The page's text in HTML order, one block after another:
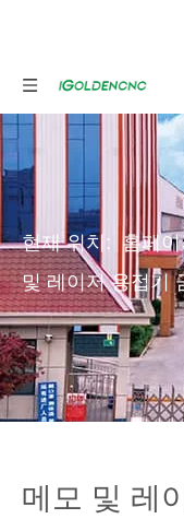
현재 위치: 홈페
및 레이저 용접기
메모 및 레